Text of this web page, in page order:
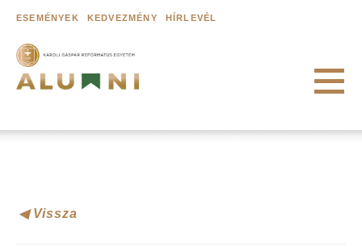
ESEMÉNYEK KEDVEZMÉNY HÍRLEVÉL
A Károliról
◀ Vissza